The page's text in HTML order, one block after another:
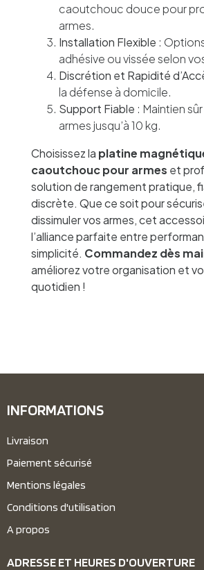
caoutchouc douce pour
armes.
Installation Flexible :
adhésive ou vissée selon
Discrétion et Rapidité
la défense à domicile.
Support Fiable : Maintien
armes jusqu’à 10 kg.
Choisissez la platine
caoutchouc pour armes et
solution de rangement pratique,
discrète. Que ce soit pour
dissimuler vos armes, cet
l’alliance parfaite entre
simplicité. Commandez dès
améliorez votre organisation et
quotidien !
INFORMATIONS
Livraison
Paiement sécurisé
Mentions légales
Conditions d'utilisation
A propos
ADRESSE ET HEURES D'OUVERTURE